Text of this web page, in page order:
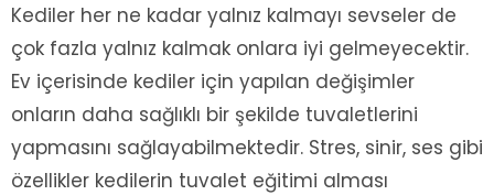
Kediler her ne kadar yalnız kalmayı sevseler de
çok fazla yalnız kalmak onlara iyi gelmeyecektir.
Ev içerisinde kediler için yapılan değişimler
onların daha sağlıklı bir şekilde tuvaletlerini
yapmasını sağlayabilmektedir. Stres, sinir, ses gibi
özellikler kedilerin tuvalet eğitimi alması